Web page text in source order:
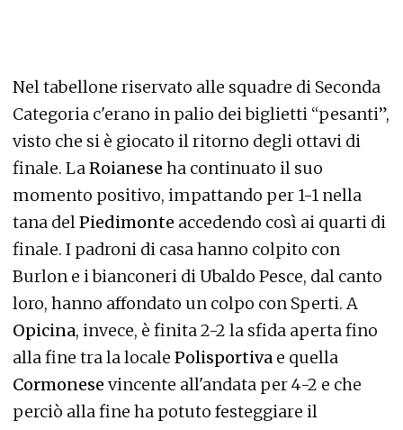
Nel tabellone riservato alle squadre di Seconda
Categoria c'erano in palio dei biglietti “pesanti”,
visto che si è giocato il ritorno degli ottavi di
finale. LaRoianese ha continuato il suo
momento positivo, impattando per 1-1 nella
tana delPiedimonte accedendo così ai quarti di
finale. I padroni di casa hanno colpito con
Burlon e i bianconeri di Ubaldo Pesce, dal canto
loro, hanno affondato un colpo con Sperti. A
Opicina, invece, è finita 2-2 la sfida aperta fino
alla fine tra la locale Polisportiva e quella
Cormonese vincente all'andata per 4-2 e che
perciò alla fine ha potuto festeggiare il